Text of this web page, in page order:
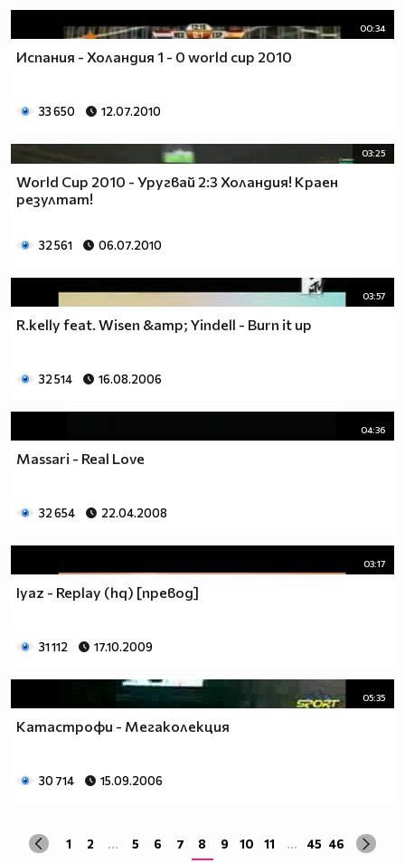
00:34
Испания - Холандия 1 - 0 world cup 2010
33 650 12.07.2010
03:25
World Cup 2010 - Уругвай 2:3 Холандия! Краен
резултат!
32 561 06.07.2010
03:57
R.kelly feat. Wisen &amp; Yindell - Burn it up
32 514 16.08.2006
04:36
Massari - Real Love
32 654 22.04.2008
03:17
Iyaz - Replay (hq) [превод]
31 112 17.10.2009
05:35
Катастрофи - Мегаколекция
30 714 15.09.2006
1 2 ... 5 6 7 8 9 10 11 ... 45 46